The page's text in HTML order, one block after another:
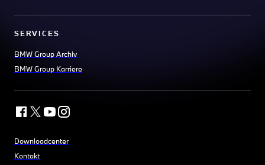
SERVICES
BMW Group Archiv
BMW Group Karriere
Downloadcenter
Kontakt